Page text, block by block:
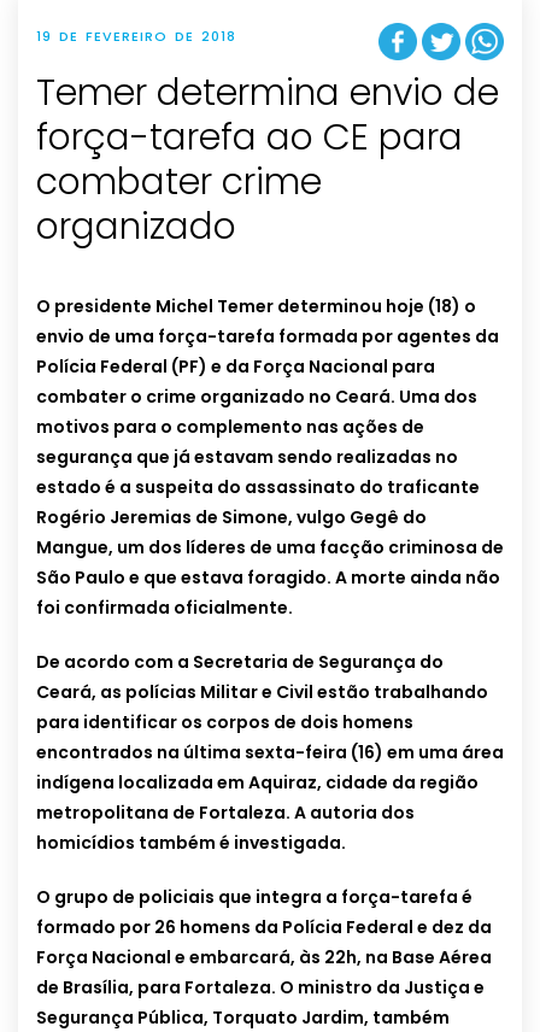
19 DE FEVEREIRO DE 2018
Temer determina envio de
força-tarefa ao CE para
combater crime
organizado
O presidente Michel Temer determinou hoje (18) o
envio de uma força-tarefa formada por agentes da
Polícia Federal (PF) e da Força Nacional para
combater o crime organizado no Ceará. Uma dos
motivos para o complemento nas ações de
segurança que já estavam sendo realizadas no
estado é a suspeita do assassinato do traficante
Rogério Jeremias de Simone, vulgo Gegê do
Mangue, um dos líderes de uma facção criminosa de
São Paulo e que estava foragido. A morte ainda não
foi confirmada oficialmente.
De acordo com a Secretaria de Segurança do
Ceará, as polícias Militar e Civil estão trabalhando
para identificar os corpos de dois homens
encontrados na última sexta-feira (16) em uma área
indígena localizada em Aquiraz, cidade da região
metropolitana de Fortaleza. A autoria dos
homicídios também é investigada.
O grupo de policiais que integra a força-tarefa é
formado por 26 homens da Polícia Federal e dez da
Força Nacional e embarcará, às 22h, na Base Aérea
de Brasília, para Fortaleza. O ministro da Justiça e
Segurança Pública, Torquato Jardim, também